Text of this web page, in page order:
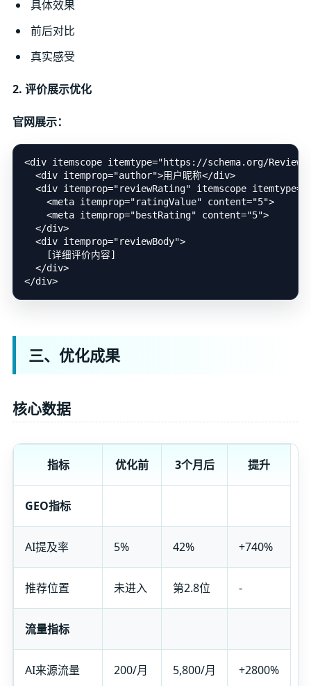
具体效果
前后对比
真实感受
2. 评价展示优化
官网展示：
<div itemscope itemtype="https://schema.org/
  <div itemprop="author">用户昵称</div>
<div itemprop="reviewRating" itemscope
    <meta itemprop="ratingValue" content="5">
    <meta itemprop="bestRating" content="5">
  </div>
  <div itemprop="reviewBody">
    [详细评价内容]
  </div>
三、优化成果
核心数据
指标 优化前 3个月后 提升
GEO指标
AI提及率 5% 42% +740%
推荐位置 未进入 第2.8位 -
流量指标
AI来源流量 200/月 5,800/月 +2800%